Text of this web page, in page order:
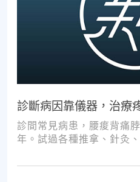
診斷病因靠儀器，治療
診間常見病患，腰痠背痛
年。試過各種推拿、針灸